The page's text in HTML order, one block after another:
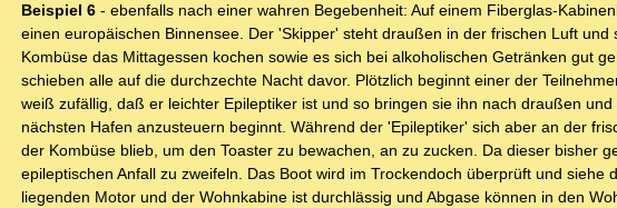
Beispiel 6 - ebenfalls nach einer wahren Begebenheit: Auf einem Fiberglas-
einen europäischen Binnensee. Der 'Skipper' steht draußen in der frischen Luft
Kombüse das Mittagessen kochen sowie es sich bei alkoholischen Getränken gut
schieben alle auf die durchzechte Nacht davor. Plötzlich beginnt einer der
weiß zufällig, daß er leichter Epileptiker ist und so bringen sie ihn nach draußen
nächsten Hafen anzusteuern beginnt. Während der 'Epileptiker' sich aber an der
der Kombüse blieb, um den Toaster zu bewachen, an zu zucken. Da dieser bisher
epileptischen Anfall zu zweifeln. Das Boot wird im Trockendoch überprüft und
liegenden Motor und der Wohnkabine ist durchlässig und Abgase können in den